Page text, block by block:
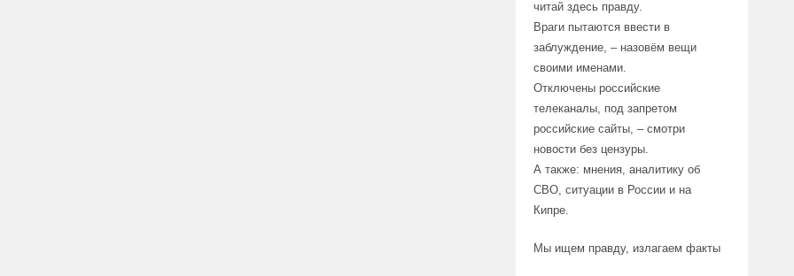
читай здесь правду.
Враги пытаются ввести в
заблуждение, – назовём вещи
своими именами.
Отключены российские
телеканалы, под запретом
российские сайты, – смотри
новости без цензуры.
А также: мнения, аналитику об
СВО, ситуации в России и на
Кипре.
Мы ищем правду, излагаем факты